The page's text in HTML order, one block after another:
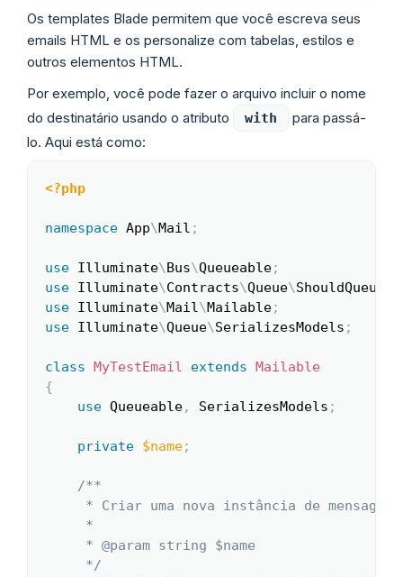
Os templates Blade permitem que você escreva seus
emails HTML e os personalize com tabelas, estilos e
outros elementos HTML.
Por exemplo, você pode fazer o arquivo incluir o nome
do destinatário usando o atributo
with
para passá-
lo. Aqui está como:
<?php
namespace App\Mail ;
use Illuminate\Bus\Queueable;
use Illuminate\Contracts\Queue\ShouldQueue
use Illuminate\Mail\Mailable;
use Illuminate\Queue\SerializesModels ;
class MyTestEmail extends Mailable
{
use Queueable, SerializesModels ;
private $name;
/**
     * Criar uma nova instância de mensagem.
     *
     * @param string $name
     */